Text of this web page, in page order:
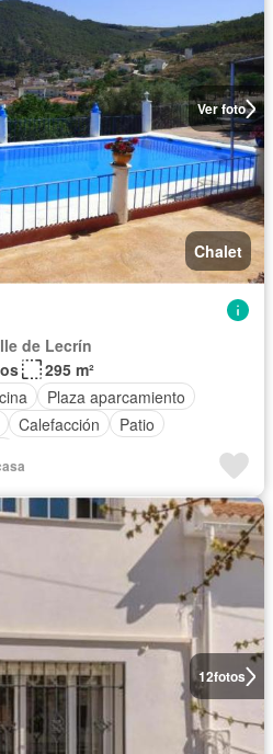
Ver foto
Chalet
de Lecrín
295 m²
Plaza aparcamiento
Calefacción
Patio
12fotos